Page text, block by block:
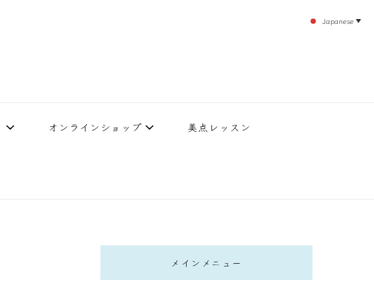
オンラインショップ 美点レッスン
メインメニュー
Japanese ▼